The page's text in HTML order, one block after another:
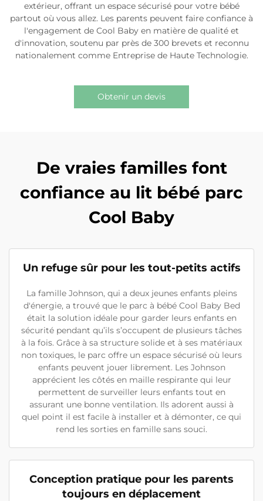
extérieur, offrant un espace sécurisé pour votre bébé
partout où vous allez. Les parents peuvent faire confiance à
l'engagement de Cool Baby en matière de qualité et
d'innovation, soutenu par près de 300 brevets et reconnu
nationalement comme Entreprise de Haute Technologie.
Obtenir un devis
De vraies familles font
confiance au lit bébé parc
Cool Baby
Un refuge sûr pour les tout-petits actifs
La famille Johnson, qui a deux jeunes enfants pleins
d'énergie, a trouvé que le parc à bébé Cool Baby Bed
était la solution idéale pour garder leurs enfants en
sécurité pendant qu’ils s’occupent de plusieurs tâches
à la fois. Grâce à sa structure solide et à ses matériaux
non toxiques, le parc offre un espace sécurisé où leurs
enfants peuvent jouer librement. Les Johnson
apprécient les côtés en maille respirante qui leur
permettent de surveiller leurs enfants tout en
assurant une bonne ventilation. Ils adorent aussi à
quel point il est facile à installer et à démonter, ce qui
rend les sorties en famille sans souci.
Conception pratique pour les parents
toujours en déplacement